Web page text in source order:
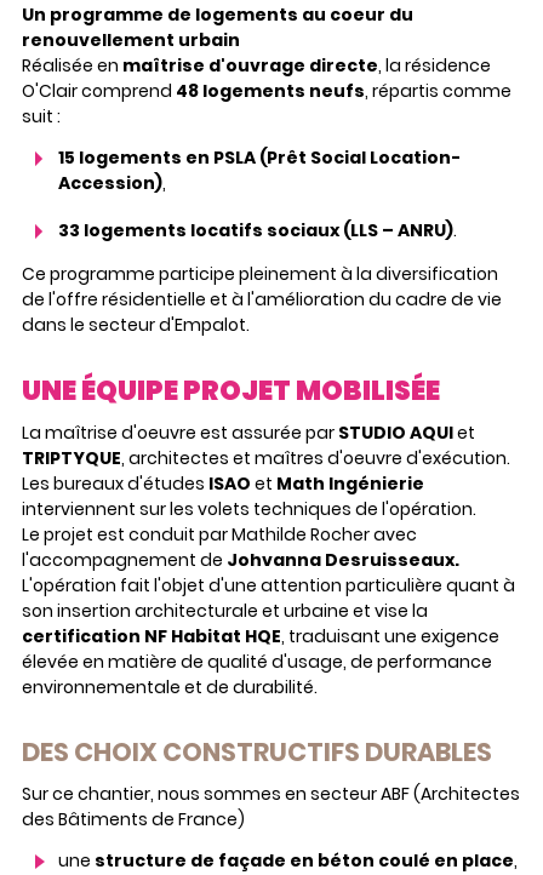
Un programme de logements au coeur du
renouvellement urbain
Réalisée en maîtrise d'ouvrage directe, la résidence
O'Clair comprend 48 logements neufs, répartis comme
suit :
15 logements en PSLA (Prêt Social Location-
Accession),
33 logements locatifs sociaux (LLS – ANRU).
Ce programme participe pleinement à la diversification
de l'offre résidentielle et à l'amélioration du cadre de vie
dans le secteur d'Empalot.
UNE ÉQUIPE PROJET MOBILISÉE
La maîtrise d'oeuvre est assurée par STUDIO AQUIet
TRIPTYQUE, architectes et maîtres d'oeuvre d'exécution.
Les bureaux d'études ISAO et Math Ingénierie
interviennent sur les volets techniques de l'opération.
Le projet est conduit par Mathilde Rocher avec
l'accompagnement de Johvanna Desruisseaux.
L'opération fait l'objet d'une attention particulière quant à
son insertion architecturale et urbaine et vise la
certification NF Habitat HQE, traduisant une exigence
élevée en matière de qualité d'usage, de performance
environnementale et de durabilité.
DES CHOIX CONSTRUCTIFS DURABLES
Sur ce chantier, nous sommes en secteur ABF (Architectes
des Bâtiments de France)
une structure de façade en béton coulé en place,